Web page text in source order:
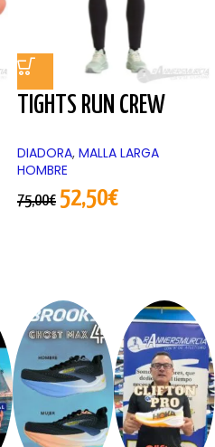
TIGHTS RUN CREW
DIADORA, MALLA LARGA
HOMBRE
75,00€ 52,50€